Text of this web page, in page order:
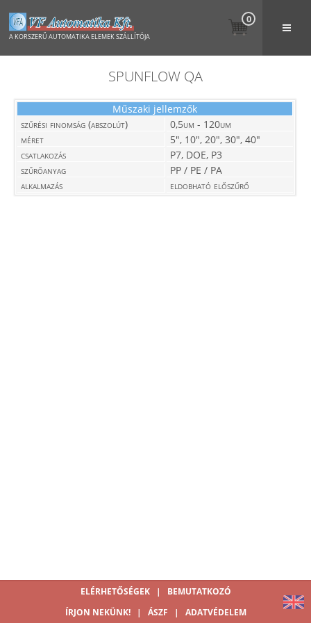
A KORSZERŰ AUTOMATIKA ELEMEK SZÁLLÍTÓJA
0
SPUNFLOW QA
Műszaki jellemzők
szűrési finomság (abszolút)
0,5um - 120um
méret
5", 10", 20", 30", 40"
csatlakozás
P7, DOE, P3
szűrőanyag
PP / PE / PA
alkalmazás
eldobható előszűrő
ELÉRHETŐSÉGEK |
BEMUTATKOZÓ
ÍRJON NEKÜNK!
| ÁSZF | ADATVÉDELEM